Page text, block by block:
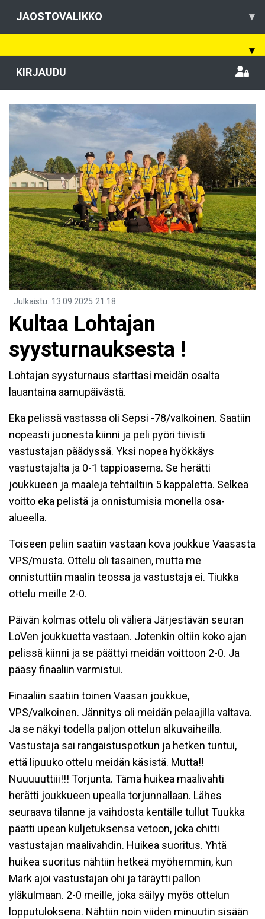
JAOSTOVALIKKO ▾
▾
KIRJAUDU
Julkaistu: 13.09.2025 21.18
Kultaa Lohtajan
syysturnauksesta !
Lohtajan syysturnaus starttasi meidän osalta
lauantaina aamupäivästä.
Eka pelissä vastassa oli Sepsi -78/valkoinen. Saatiin
nopeasti juonesta kiinni ja peli pyöri tiivisti
vastustajan päädyssä. Yksi nopea hyökkäys
vastustajalta ja 0-1 tappioasema. Se herätti
joukkueen ja maaleja tehtailtiin 5 kappaletta. Selkeä
voitto eka pelistä ja onnistumisia monella osa-
alueella.
Toiseen peliin saatiin vastaan kova joukkue Vaasasta
VPS/musta. Ottelu oli tasainen, mutta me
onnistuttiin maalin teossa ja vastustaja ei. Tiukka
ottelu meille 2-0.
Päivän kolmas ottelu oli välierä Järjestävän seuran
LoVen joukkuetta vastaan. Jotenkin oltiin koko ajan
pelissä kiinni ja se päättyi meidän voittoon 2-0. Ja
pääsy finaaliin varmistui.
Finaaliin saatiin toinen Vaasan joukkue,
VPS/valkoinen. Jännitys oli meidän pelaajilla valtava.
Ja se näkyi todella paljon ottelun alkuvaiheilla.
Vastustaja sai rangaistuspotkun ja hetken tuntui,
että lipuuko ottelu meidän käsistä. Mutta!!
Nuuuuuttiii!!! Torjunta. Tämä huikea maalivahti
herätti joukkueen upealla torjunnallaan. Lähes
seuraava tilanne ja vaihdosta kentälle tullut Tuukka
päätti upean kuljetuksensa vetoon, joka ohitti
vastustajan maalivahdin. Huikea suoritus. Yhtä
huikea suoritus nähtiin hetkeä myöhemmin, kun
Mark ajoi vastustajan ohi ja täräytti pallon
yläkulmaan. 2-0 meille, joka säilyy myös ottelun
lopputuloksena. Nähtiin noin viiden minuutin sisään